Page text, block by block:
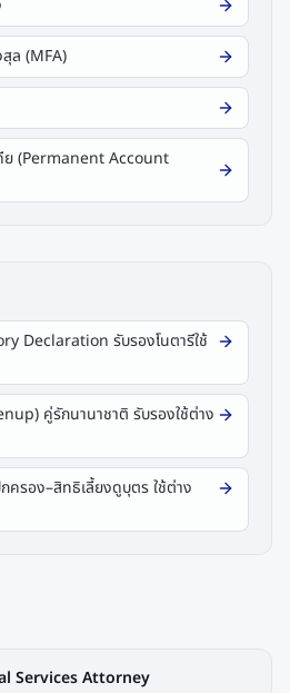
ล (MFA)
ย (Permanent Account
Declaration รับรองโนตารีใช้
คู่รักนานาชาติ รับรองใช้ต่าง
ครอง–สิทธิเลี้ยงดูบุตร ใช้ต่าง
Services Attorney